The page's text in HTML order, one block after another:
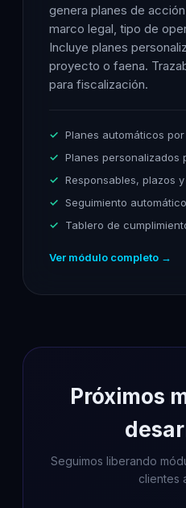
genera planes de
marco legal, tipo de
Incluye planes
proyecto o faena.
para fiscalización.
Planes automáticos
Planes personalizados
Responsables, plazos
Seguimiento
Tablero de
Ver módulo completo →
Próximos
Seguimos liberando
clientes